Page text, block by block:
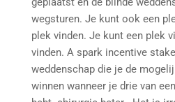
wegsturen. Je kunt ook een
plek vinden. Je kunt een plek
vinden. A spark incentive
weddenschap die je de
winnen wanneer je drie van